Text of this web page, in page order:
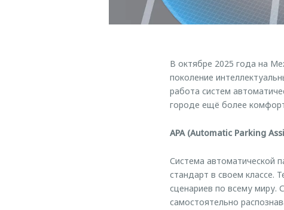
В октябре 2025 года на
поколение
работа систем
городе ещё более
APA (Automatic Parking
Система автоматической
стандарт в своем классе.
сценариев по всему миру.
самостоятельно